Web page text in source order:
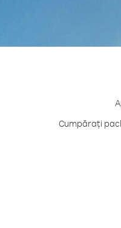
Cumpărați